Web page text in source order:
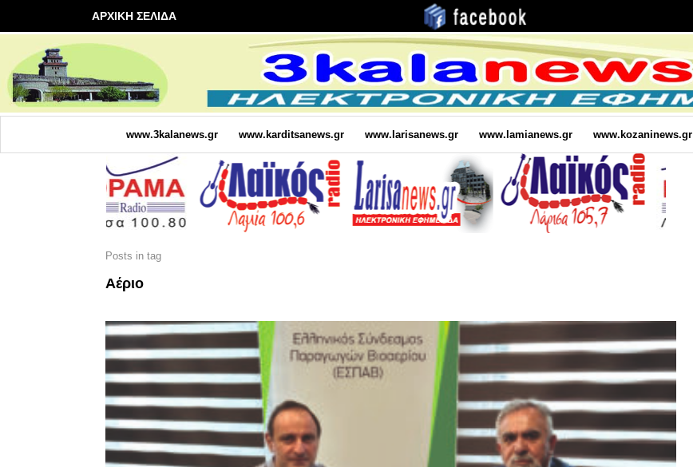
ΑΡΧΙΚΗ ΣΕΛΙΔΑ
www.3kalanews.gr www.karditsanews.gr www.larisanews.gr www.lamianews.gr www.kozaninews.gr
Posts in tag
Αέριο